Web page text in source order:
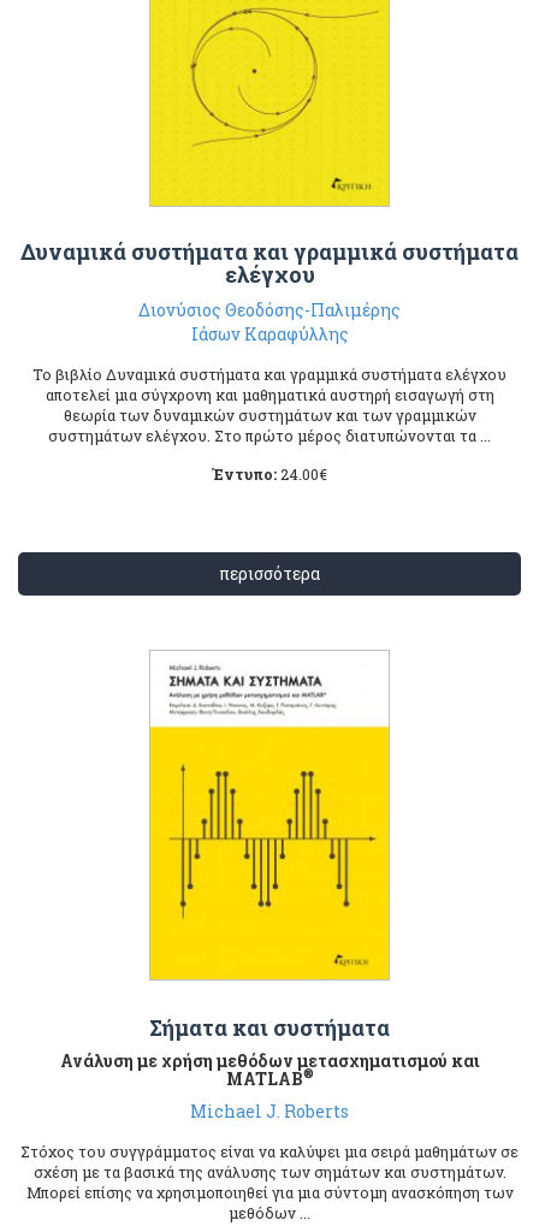
Δυναμικά συστήματα και γραμμικά συστήματα
ελέγχου
Διονύσιος Θεοδόσης-Παλιμέρης
Ιάσων Καραφύλλης
Το βιβλίο Δυναμικά συστήματα και γραμμικά συστήματα ελέγχου
αποτελεί μια σύγχρονη και μαθηματικά αυστηρή εισαγωγή στη
θεωρία των δυναμικών συστημάτων και των γραμμικών
συστημάτων ελέγχου. Στο πρώτο μέρος διατυπώνονται τα ...
Έντυπο: 24.00€
περισσότερα
Σήματα και συστήματα
Ανάλυση με χρήση μεθόδων μετασχηματισμού και
MATLAB®
Michael J. Roberts
Στόχος του συγγράμματος είναι να καλύψει μια σειρά μαθημάτων σε
σχέση με τα βασικά της ανάλυσης των σημάτων και συστημάτων.
Μπορεί επίσης να χρησιμοποιηθεί για μια σύντομη ανασκόπηση των
μεθόδων ...